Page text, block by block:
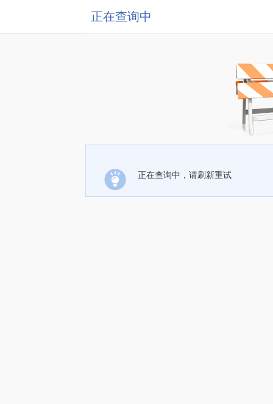
正在查询中
正在查询中，请刷新重试